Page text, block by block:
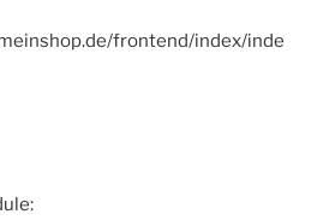
frontend/index/inde